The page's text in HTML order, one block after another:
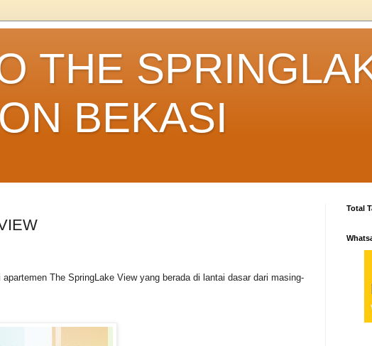
THE
BEKASI
The SpringLake View yang berada di lantai dasar dari masing-
Total